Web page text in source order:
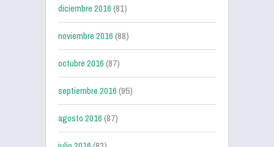
diciembre 2016(81)
noviembre 2016(88)
octubre 2016(87)
septiembre 2016(95)
agosto 2016(87)